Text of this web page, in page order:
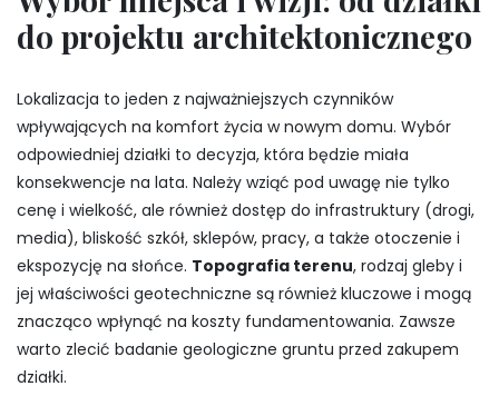
do projektu architektonicznego
Lokalizacja to jeden z najważniejszych czynników
wpływających na komfort życia w nowym domu. Wybór
odpowiedniej działki to decyzja, która będzie miała
konsekwencje na lata. Należy wziąć pod uwagę nie tylko
cenę i wielkość, ale również dostęp do infrastruktury (drogi,
media), bliskość szkół, sklepów, pracy, a także otoczenie i
ekspozycję na słońce. Topografia terenu, rodzaj gleby i
jej właściwości geotechniczne są również kluczowe i mogą
znacząco wpłynąć na koszty fundamentowania. Zawsze
warto zlecić badanie geologiczne gruntu przed zakupem
działki.